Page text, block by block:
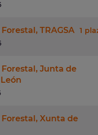
TRAGSA 1
Junta de
Xunta de